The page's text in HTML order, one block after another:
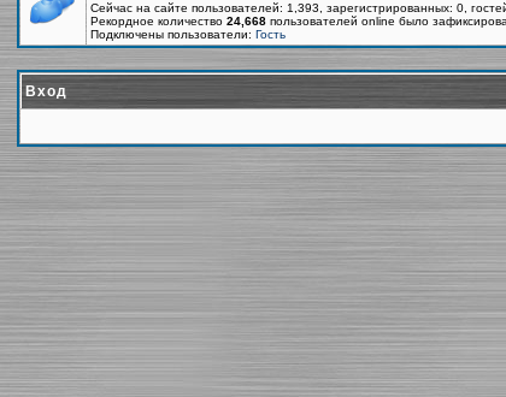
Сейчас на сайте пользователей: 1,393, зарегистрированных: 0,
Рекордное количество 24,668 пользователей online было
Подключены пользователи: Гость
Вход